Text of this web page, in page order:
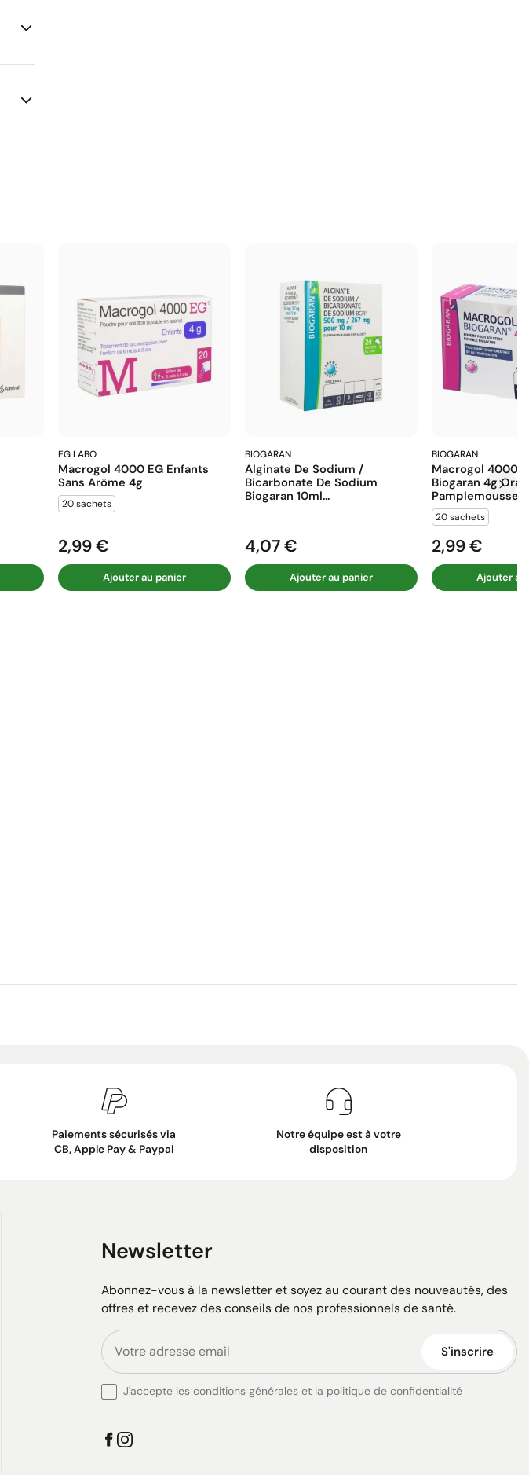
EG LABO
Macrogol 4000 EG Enfants
Sans Arôme 4g
20 sachets
Prix
2,99 €
Ajouter au panier
BIOGARAN
Alginate De Sodium /
Bicarbonate De Sodium
Biogaran 10ml...
Prix
4,07 €
Ajouter au panier
BIOGARAN
Macrogol 4000
Biogaran 4g
Pamplemousse...
20 sachets
Prix
2,99 €
Ajouter au
Paiements sécurisés via
CB, Apple Pay & Paypal
Notre équipe est à votre
disposition
Newsletter
Abonnez-vous à la newsletter et soyez au courant des nouveautés, des
offres et recevez des conseils de nos professionnels de santé.
S'inscrire
J'accepte les conditions générales et la politique de confidentialité